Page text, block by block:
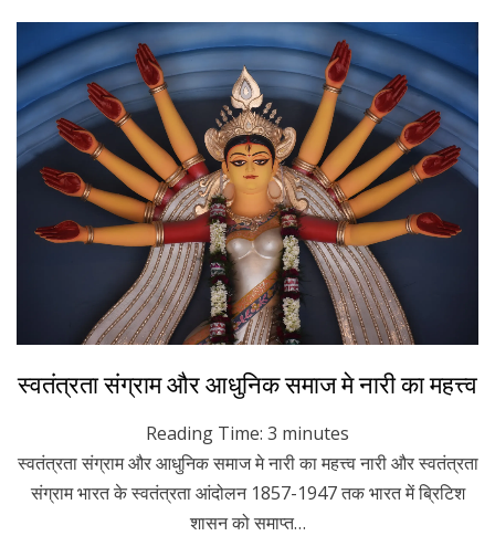
Posted
on
October 13, 2022
Hindi
स्वतंत्रता संग्राम और आधुनिक समाज मे नारी का महत्त्व
Reading Time: 3 minutes
स्वतंत्रता संग्राम और आधुनिक समाज मे नारी का महत्त्व नारी और स्वतंत्रता
संग्राम भारत के स्वतंत्रता आंदोलन 1857-1947 तक भारत में ब्रिटिश
शासन को समाप्त…